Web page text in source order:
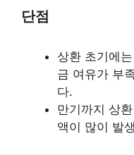
단점
상환 초기에
금 여유가 부
다.
만기까지 상
액이 많이 발